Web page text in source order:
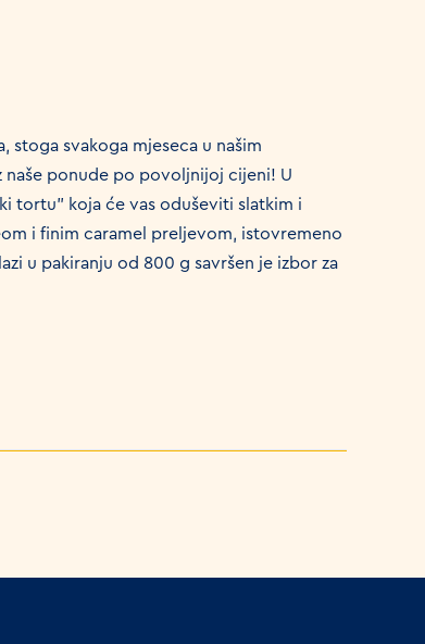
svakoga mjeseca u našim
ponude po povoljnijoj cijeni! U
tortu” koja će vas oduševiti slatkim i
i finim caramel preljevom, istovremeno
u pakiranju od 800 g savršen je izbor za